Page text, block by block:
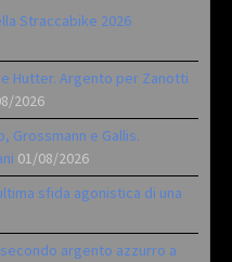
Straccabike 2026
Hutter. Argento per Zanotti
2026
Grossmann e Gallis.
01/08/2026
sfida agonistica di una
secondo argento azzurro a